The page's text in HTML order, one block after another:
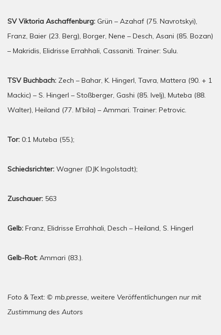
SV Viktoria Aschaffenburg: Grün – Azahaf (75. Navrotskyi),
Franz, Baier (23. Berg), Borger, Nene – Desch, Asani (85. Bozan)
– Makridis, Elidrisse Errahhali, Cassaniti. Trainer: Sulu.
TSV Buchbach: Zech – Bahar, K. Hingerl, Tavra, Mattera (90. + 1
Mackic) – S. Hingerl – Stoßberger, Gashi (85. Ivelj), Muteba (88.
Walter), Heiland (77. M’bila) – Ammari. Trainer: Petrovic.
Tor: 0:1 Muteba (55.);
Schiedsrichter: Wagner (DJK Ingolstadt);
Zuschauer: 563
Gelb: Franz, Elidrisse Errahhali, Desch – Heiland, S. Hingerl
Gelb-Rot: Ammari (83.).
Foto & Text: © mb.presse, weitere Veröffentlichungen nur mit
Zustimmung des Autors